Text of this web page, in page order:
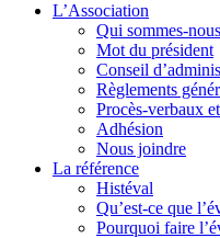
L’Association
Qui sommes-
Mot du président
Conseil
Règlements
Procès-verbaux
Adhésion
Nous joindre
La référence
Histéval
Qu’est-ce que
Pourquoi faire